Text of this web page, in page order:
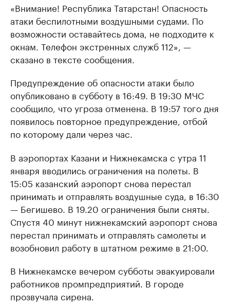
«Внимание! Республика Татарстан! Опасность
атаки беспилотными воздушными судами. По
возможности оставайтесь дома, не подходите к
окнам. Телефон экстренных служб 112», —
сказано в тексте сообщения.
Предупреждение об опасности атаки было
опубликовано в субботу в 16:49. В 19:30 МЧС
сообщило, что угроза отменена. В 19:57 того дня
появилось повторное предупреждение, отбой
по которому дали через час.
В аэропортах Казани и Нижнекамска с утра 11
января вводились ограничения на полеты. В
15:05 казанский аэропорт снова перестал
принимать и отправлять воздушные суда, в 16:30
— Бегишево. В 19.20 ограничения были сняты.
Спустя 40 минут нижнекамский аэропорт снова
перестал принимать и отправлять самолеты и
возобновил работу в штатном режиме в 21:00.
В Нижнекамске вечером субботы эвакуировали
работников промпредприятий. В городе
прозвучала сирена.